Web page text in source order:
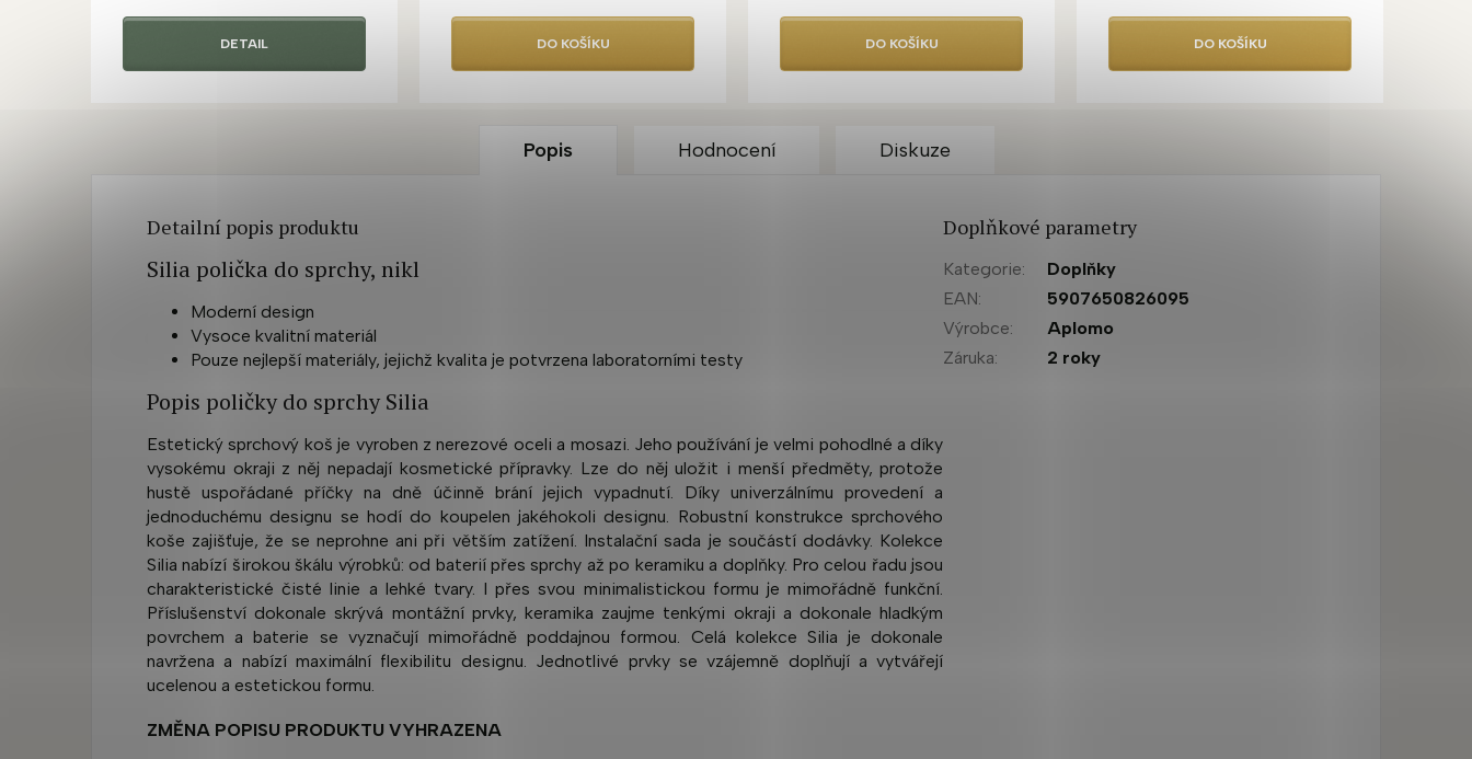
DETAIL DO KOŠÍKU DO KOŠÍKU DO KOŠÍKU
Popis Hodnocení Diskuze
Detailní popis produktu
Silia polička do sprchy, nikl
Moderní design
Vysoce kvalitní materiál
Pouze nejlepší materiály, jejichž kvalita je potvrzena laboratorními testy
Popis poličky do sprchy Silia
Estetický sprchový koš je vyroben z nerezové oceli a mosazi. Jeho používání je velmi pohodlné a díky
vysokému okraji z něj nepadají kosmetické přípravky. Lze do něj uložit i menší předměty, protože
hustě uspořádané příčky na dně účinně brání jejich vypadnutí. Díky univerzálnímu provedení a
jednoduchému designu se hodí do koupelen jakéhokoli designu. Robustní konstrukce sprchového
koše zajišťuje, že se neprohne ani při větším zatížení. Instalační sada je součástí dodávky. Kolekce
Silia nabízí širokou škálu výrobků: od baterií přes sprchy až po keramiku a doplňky. Pro celou řadu jsou
charakteristické čisté linie a lehké tvary. I přes svou minimalistickou formu je mimořádně funkční.
Příslušenství dokonale skrývá montážní prvky, keramika zaujme tenkými okraji a dokonale hladkým
povrchem a baterie se vyznačují mimořádně poddajnou formou. Celá kolekce Silia je dokonale
navržena a nabízí maximální flexibilitu designu. Jednotlivé prvky se vzájemně doplňují a vytvářejí
ucelenou a estetickou formu.
ZMĚNA POPISU PRODUKTU VYHRAZENA
Doplňkové parametry
Kategorie:
Doplňky
EAN:
5907650826095
Výrobce:
Aplomo
Záruka: 2 roky